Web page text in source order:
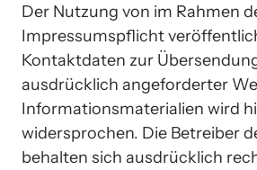
Der Nutzung von im Rahmen
Impressumspflicht
Kontaktdaten zur
ausdrücklich angeforderter
Informationsmaterialien wird
widersprochen. Die Betreiber
behalten sich ausdrücklich